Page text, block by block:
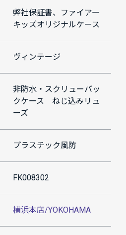
弊社保証書、ファイアー
キッズオリジナルケース
ヴィンテージ
非防水・スクリューバッ
クケース ねじ込みリュ
ーズ
プラスチック風防
FK008302
横浜本店/YOKOHAMA